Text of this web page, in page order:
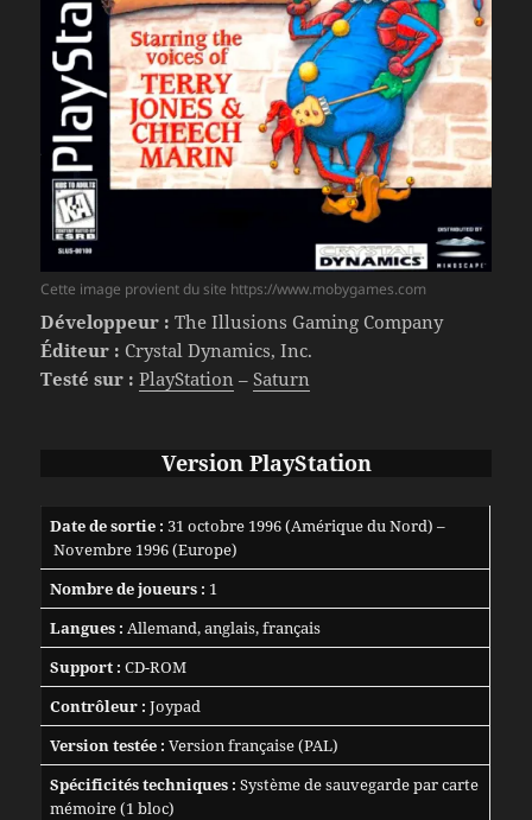
Cette image provient du site https://www.mobygames.com
Développeur : The Illusions Gaming Company
Éditeur : Crystal Dynamics, Inc.
Testé sur : PlayStation –Saturn
Version PlayStation
Date de sortie : 31 octobre 1996 (Amérique du Nord) –
Novembre 1996 (Europe)
Nombre de joueurs : 1
Langues : Allemand, anglais, français
Support : CD-ROM
Contrôleur : Joypad
Version testée : Version française (PAL)
Spécificités techniques : Système de sauvegarde par carte
mémoire (1 bloc)